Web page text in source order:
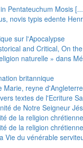
Pentateuchum Mosis
novis typis edente
sur l'Apocalypse
and Critical, On
naturelle » dans
britannique
Marie, reyne
textes de l'Ecriture
de Notre Seigneur
de la religion chrétienne
de la religion chrétienne
Vie du vénérable